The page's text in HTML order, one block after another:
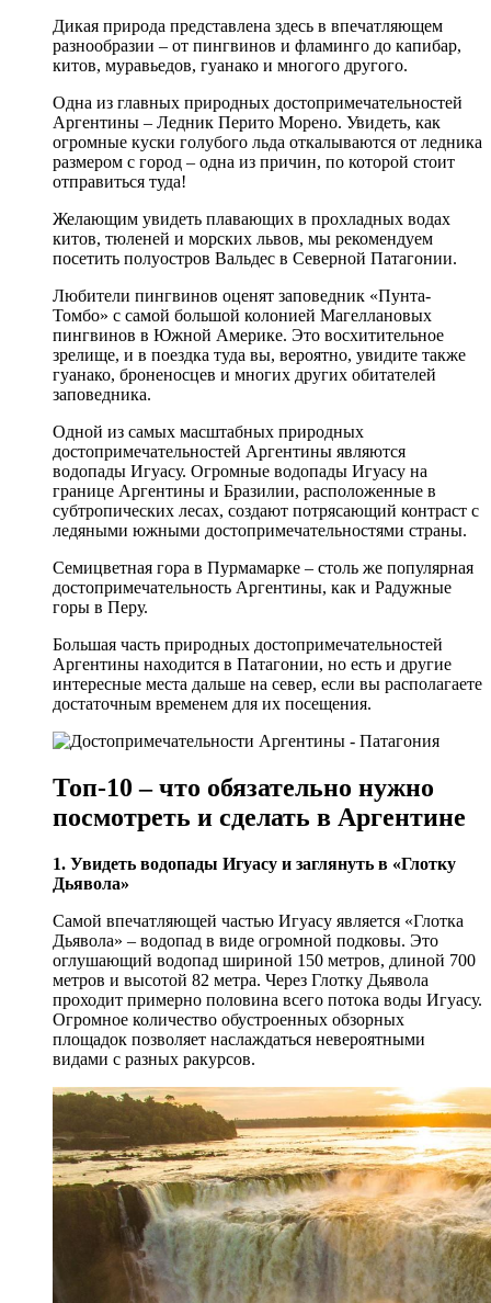
Дикая природа представлена здесь в впечатляющем
разнообразии – от пингвинов и фламинго до капибар,
китов, муравьедов, гуанако и многого другого.
Одна из главных природных достопримечательностей
Аргентины – Ледник Перито Морено. Увидеть, как
огромные куски голубого льда откалываются от ледника
размером с город – одна из причин, по которой стоит
отправиться туда!
Желающим увидеть плавающих в прохладных водах
китов, тюленей и морских львов, мы рекомендуем
посетить полуостров Вальдес в Северной Патагонии.
Любители пингвинов оценят заповедник «Пунта-
Томбо» с самой большой колонией Магеллановых
пингвинов в Южной Америке. Это восхитительное
зрелище, и в поездка туда вы, вероятно, увидите также
гуанако, броненосцев и многих других обитателей
заповедника.
Одной из самых масштабных природных
достопримечательностей Аргентины являются
водопады Игуасу. Огромные водопады Игуасу на
границе Аргентины и Бразилии, расположенные в
субтропических лесах, создают потрясающий контраст с
ледяными южными достопримечательностями страны.
Семицветная гора в Пурмамарке – столь же популярная
достопримечательность Аргентины, как и Радужные
горы в Перу.
Большая часть природных достопримечательностей
Аргентины находится в Патагонии, но есть и другие
интересные места дальше на север, если вы располагаете
достаточным временем для их посещения.
Топ-10 – что обязательно нужно
посмотреть и сделать в Аргентине
1. Увидеть водопады Игуасу и заглянуть в «Глотку
Дьявола»
Самой впечатляющей частью Игуасу является «Глотка
Дьявола» – водопад в виде огромной подковы. Это
оглушающий водопад шириной 150 метров, длиной 700
метров и высотой 82 метра. Через Глотку Дьявола
проходит примерно половина всего потока воды Игуасу.
Огромное количество обустроенных обзорных
площадок позволяет наслаждаться невероятными
видами с разных ракурсов.